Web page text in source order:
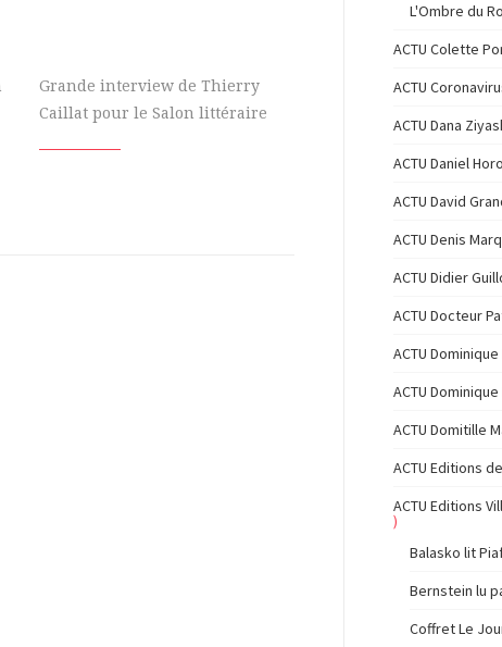
Grande interview de Thierry
Caillat pour le Salon littéraire
L'Ombre du
ACTU Colette
ACTU
ACTU Dana
ACTU Daniel
ACTU David
ACTU Denis
ACTU Didier
ACTU Docteur
ACTU Dominique
ACTU
ACTU Domitille
ACTU Editions
ACTU Editions
)
Balasko lit
Bernstein lu
Coffret Le